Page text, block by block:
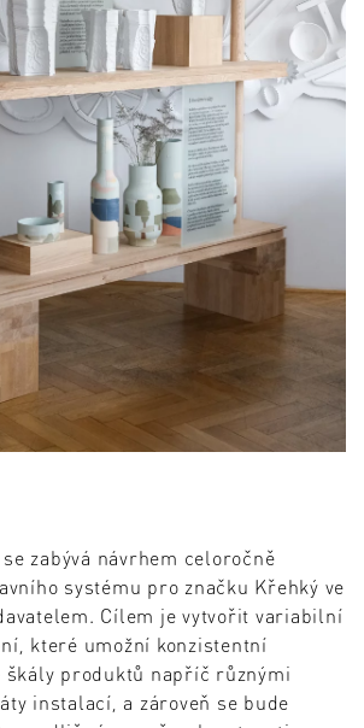
zabývá návrhem celoročně
systému pro značku Křehký ve
Cílem je vytvořit variabilní
které umožní konzistentní
škály produktů napříč různými
instalací, a zároveň se bude